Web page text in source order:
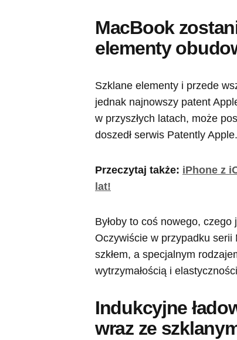
MacBook
elementy
Szklane elementy i przede
jednak najnowszy patent
w przyszłych latach, może
doszedł serwis Patently Apple.
Przeczytaj także: iPhone z
lat!
Byłoby to coś nowego,
Oczywiście w przypadku
szkłem, a specjalnym
wytrzymałością i
Indukcyjne
wraz ze